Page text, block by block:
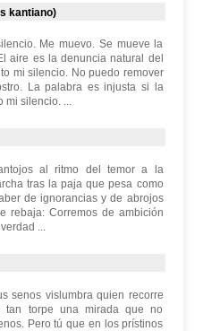
kantiano)
Me muevo. Se mueve la
aire es la denuncia natural del
mi silencio. No puedo remover
La palabra es injusta si la
mi silencio. ...
al ritmo del temor a la
tras la paja que pesa como
de ignorancias y de abrojos
rebaja: Corremos de ambición
...
senos vislumbra quien recorre
tan torpe una mirada que no
Pero tú que en los prístinos